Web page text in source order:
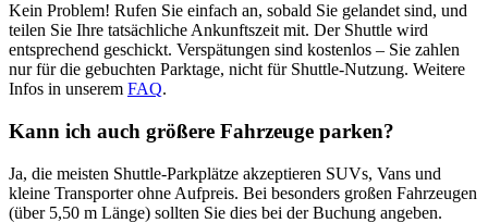
Kein Problem! Rufen Sie einfach an, sobald Sie gelandet sind, und
teilen Sie Ihre tatsächliche Ankunftszeit mit. Der Shuttle wird
entsprechend geschickt. Verspätungen sind kostenlos – Sie zahlen
nur für die gebuchten Parktage, nicht für Shuttle-Nutzung. Weitere
Infos in unserem FAQ.
Kann ich auch größere Fahrzeuge parken?
Ja, die meisten Shuttle-Parkplätze akzeptieren SUVs, Vans und
kleine Transporter ohne Aufpreis. Bei besonders großen Fahrzeugen
(über 5,50 m Länge) sollten Sie dies bei der Buchung angeben.